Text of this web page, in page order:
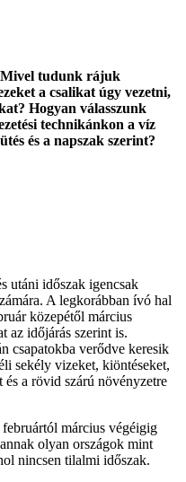
Mivel tudunk rájuk
a csalikat úgy vezetni,
Hogyan válasszunk
technikánkon a víz
és a napszak szerint?
utáni időszak igencsak
A legkorábban ívó hal
közepétől március
az időjárás szerint is.
csapatokba verődve keresik
sekély vizeket, kiöntéseket,
a rövid szárú növényzetre
március végéigig
olyan országok mint
nincsen tilalmi időszak.